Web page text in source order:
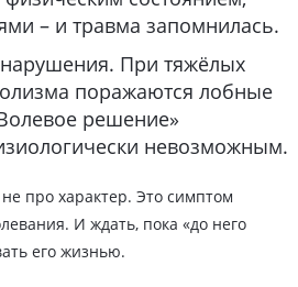
– и травма запомнилась.
При тяжёлых
поражаются лобные
решение»
невозможным.
про характер. Это симптом
И ждать, пока «до него
его жизнью.